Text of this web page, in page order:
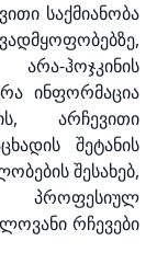
საქმიანობა
ჰოჯკინის
ინფორმაცია
არჩევითი
შეტანის
შესახებ,
პროფესიულ
რჩევები